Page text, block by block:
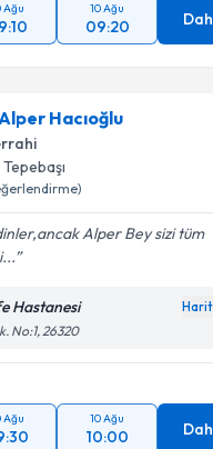
Ağu 10 Ağu
09:20
Hacıoğlu
Tepebaşı
Alper Bey sizi tüm
Hastanesi
No:1, 26320
Ağu 10 Ağu
10:00